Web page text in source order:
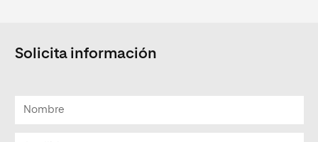
Solicita información